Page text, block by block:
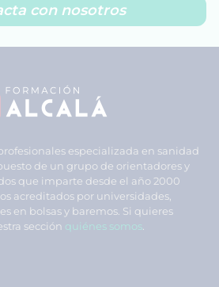
con nosotros
especializada en sanidad
de un grupo de orientadores y
que imparte desde el año 2000
acreditados por universidades,
en bolsas y baremos. Si quieres
sección quiénes somos.